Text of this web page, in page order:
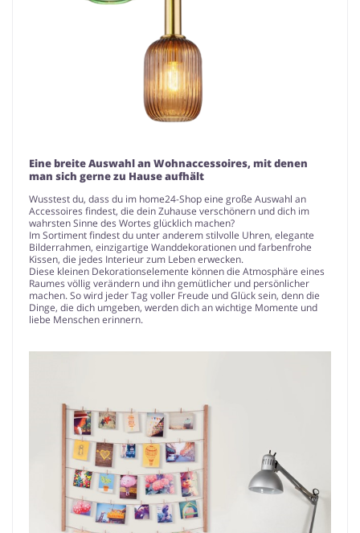
Eine breite Auswahl an Wohnaccessoires, mit denen
man sich gerne zu Hause aufhält
Wusstest du, dass du im home24-Shop eine große Auswahl an
Accessoires findest, die dein Zuhause verschönern und dich im
wahrsten Sinne des Wortes glücklich machen?
Im Sortiment findest du unter anderem stilvolle Uhren, elegante
Bilderrahmen, einzigartige Wanddekorationen und farbenfrohe
Kissen, die jedes Interieur zum Leben erwecken.
Diese kleinen Dekorationselemente können die Atmosphäre eines
Raumes völlig verändern und ihn gemütlicher und persönlicher
machen. So wird jeder Tag voller Freude und Glück sein, denn die
Dinge, die dich umgeben, werden dich an wichtige Momente und
liebe Menschen erinnern.